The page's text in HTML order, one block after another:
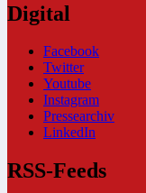
Digital
Facebook
Twitter
Youtube
Instagram
Pressearchiv
LinkedIn
RSS-Feeds